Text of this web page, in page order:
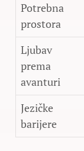
Potrebna
prostora
Ljubav
prema
avanturi
Jezičke
barijere